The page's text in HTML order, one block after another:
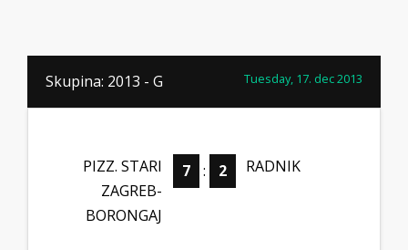
Skupina: 2013 - G Tuesday, 17. dec 2013
PIZZ. STARI
ZAGREB-
BORONGAJ
7 : 2 RADNIK